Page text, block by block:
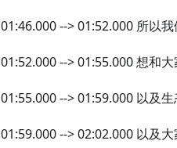
01:46.000 --> 01:52.000 所以
01:52.000 --> 01:55.000 想和
01:55.000 --> 01:59.000 以及
01:59.000 --> 02:02.000 以及